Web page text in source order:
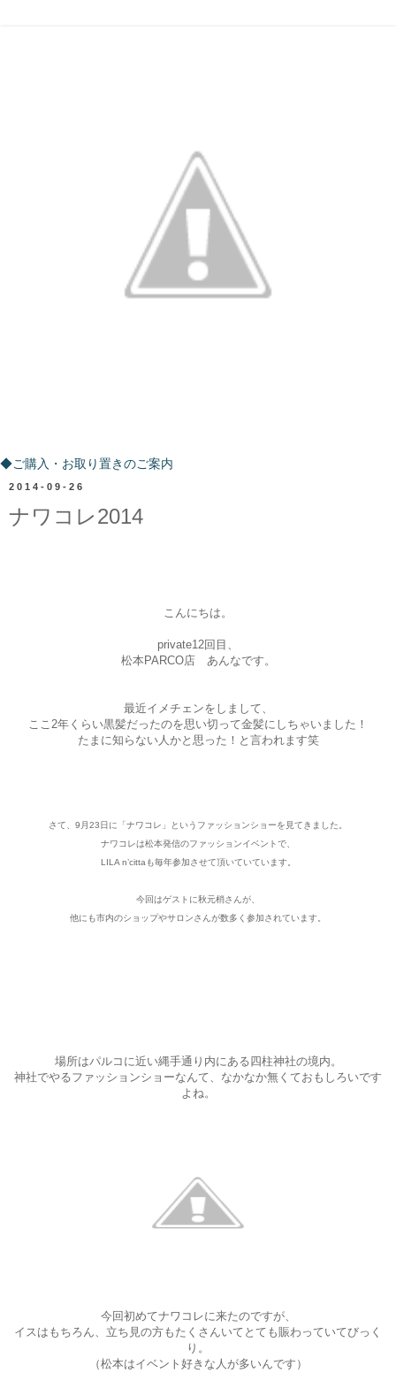
◆ご購入・お取り置きのご案内
2014-09-26
ナワコレ2014
こんにちは。
private12回目、
松本PARCO店 あんなです。
最近イメチェンをしまして、
ここ2年くらい黒髪だったのを思い切って金髪にしちゃいました！
たまに知らない人かと思った！と言われます笑
さて、9月23日に「ナワコレ」というファッションショーを見てきました。
ナワコレは松本発信のファッションイベントで、
LILA n’cittaも毎年参加させて頂いていています。
今回はゲストに秋元梢さんが、
他にも市内のショップやサロンさんが数多く参加されています。
場所はパルコに近い縄手通り内にある四柱神社の境内。
神社でやるファッションショーなんて、なかなか無くておもしろいです
よね。
今回初めてナワコレに来たのですが、
イスはもちろん、立ち見の方もたくさんいてとても賑わっていてびっく
り。
（松本はイベント好きな人が多いんです）